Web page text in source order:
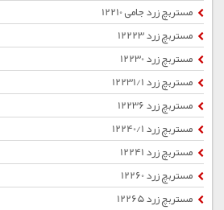
مستربچ زرد جامی 12210
مستربچ زرد 12223
مستربچ زرد 12230
مستربچ زرد 12231/1
مستربچ زرد 12236
مستربچ زرد 12240/1
مستربچ زرد 12241
مستربچ زرد 12260
مستربچ زرد 12265